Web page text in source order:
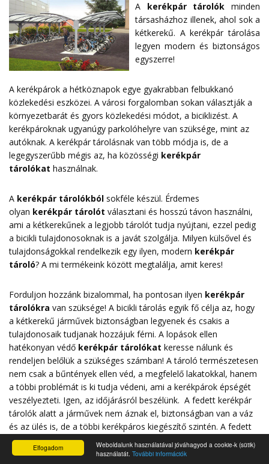
Elfogadom
Weboldalunk használatával jóváhagyod a cookie-k (sütik)
használatát. További információk
A kerékpár tárolók minden
társasházhoz illenek, ahol sok a
kétkerekű. A kerékpár tárolása
legyen modern és biztonságos
egyszerre!
A kerékpárok a hétköznapok egye gyakrabban felbukkanó
közlekedési eszközei. A városi forgalomban sokan választják a
környezetbarát és gyors közlekedési módot, a biciklizést. A
kerékpároknak ugyanúgy parkolóhelyre van szüksége, mint az
autóknak. A kerékpár tárolásnak van több módja is, de a
legegyszerűbb mégis az, ha közösségi kerékpár
tárolókat használnak.
A kerékpár tárolókból sokféle készül. Érdemes
olyan kerékpár tárolót választani és hosszú távon használni,
ami a kétkerekűnek a legjobb tárolót tudja nyújtani, ezzel pedig
a bicikli tulajdonosoknak is a javát szolgálja. Milyen külsővel és
tulajdonságokkal rendelkezik egy ilyen, modern kerékpár
tároló? A mi termékeink között megtalálja, amit keres!
Forduljon hozzánk bizalommal, ha pontosan ilyen kerékpár
tárolókra van szüksége! A bicikli tárolás egyik fő célja az, hogy
a kétkerekű járművek biztonságban legyenek és csakis a
tulajdonosaik tudjanak hozzájuk férni. A lopások ellen
hatékonyan védő kerékpár tárolókat keresse nálunk és
rendeljen belőlük a szükséges számban! A tároló természetesen
nem csak a bűntények ellen véd, a megfelelő lakatokkal, hanem
a többi problémát is ki tudja védeni, ami a kerékpárok épségét
veszélyezteti. Igen, az időjárásról beszélünk. A fedett kerékpár
tárolók alatt a járművek nem áznak el, biztonságban van a váz
és az ülés is, de a többi kerékpáros kiegészítő szintén. A fedett
bicikli tárolóban szép sorban helyet kapnak a kerékpárok és csak
értük kell menni. Modern külsővel, erős anyagból készült